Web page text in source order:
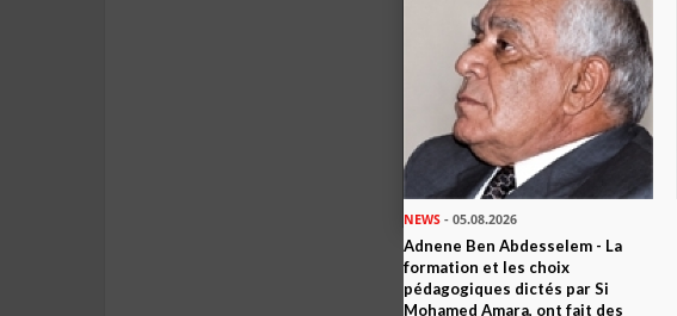
NEWS - 05.08.2026
Adnene Ben Abdesselem - La
formation et les choix
pédagogiques dictés par Si
Mohamed Amara, ont fait des